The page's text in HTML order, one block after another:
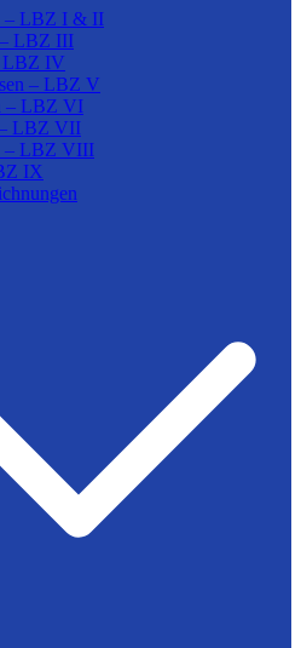
– LBZ I & II
LBZ III
LBZ IV
– LBZ V
– LBZ VI
LBZ VII
– LBZ VIII
IX